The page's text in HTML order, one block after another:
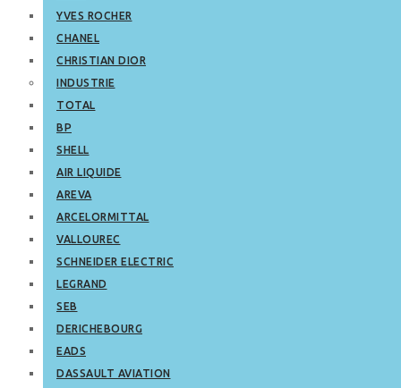
YVES ROCHER
CHANEL
CHRISTIAN DIOR
INDUSTRIE
TOTAL
BP
SHELL
AIR LIQUIDE
AREVA
ARCELORMITTAL
VALLOUREC
SCHNEIDER ELECTRIC
LEGRAND
SEB
DERICHEBOURG
EADS
DASSAULT AVIATION